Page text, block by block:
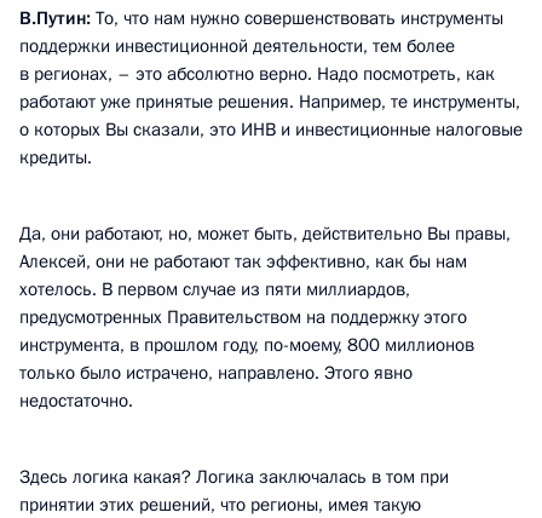
В.Путин: То, что нам нужно совершенствовать инструменты
поддержки инвестиционной деятельности, тем более
в регионах, – это абсолютно верно. Надо посмотреть, как
работают уже принятые решения. Например, те инструменты,
о которых Вы сказали, это ИНВ и инвестиционные налоговые
кредиты.
Да, они работают, но, может быть, действительно Вы правы,
Алексей, они не работают так эффективно, как бы нам
хотелось. В первом случае из пяти миллиардов,
предусмотренных Правительством на поддержку этого
инструмента, в прошлом году, по-моему, 800 миллионов
только было истрачено, направлено. Этого явно
недостаточно.
Здесь логика какая? Логика заключалась в том при
принятии этих решений, что регионы, имея такую